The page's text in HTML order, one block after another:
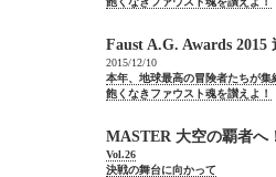
Faust A.G. Awards 2015
2015/12/10
本年、地球最高の冒険者たちが集
飽くなきファウスト魂を讃えよ！
MASTER 大空の覇者へ
Vol.26
決戦の舞台に向かって